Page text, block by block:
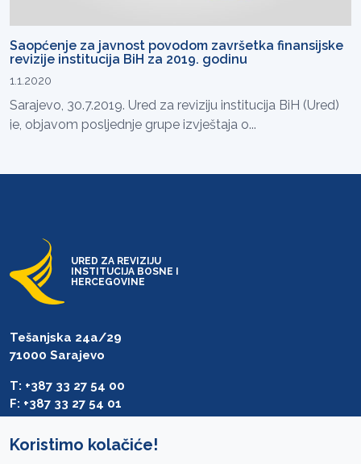
Saopćenje za javnost povodom završetka finansijske
revizije institucija BiH za 2019. godinu
1.1.2020
Sarajevo, 30.7.2019. Ured za reviziju institucija BiH (Ured)
je, objavom posljednje grupe izvještaja o...
URED ZA REVIZIJU
INSTITUCIJA BOSNE I
HERCEGOVINE
Tešanjska 24a/29
71000 Sarajevo
T: +387 33 27 54 00
F: +387 33 27 54 01
Koristimo kolačiće!